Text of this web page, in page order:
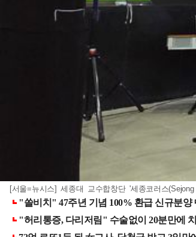
[서울=뉴시스] 세종대 교수합창단 '세종코러스